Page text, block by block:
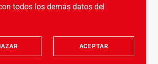
todos los demás datos del
ACEPTAR